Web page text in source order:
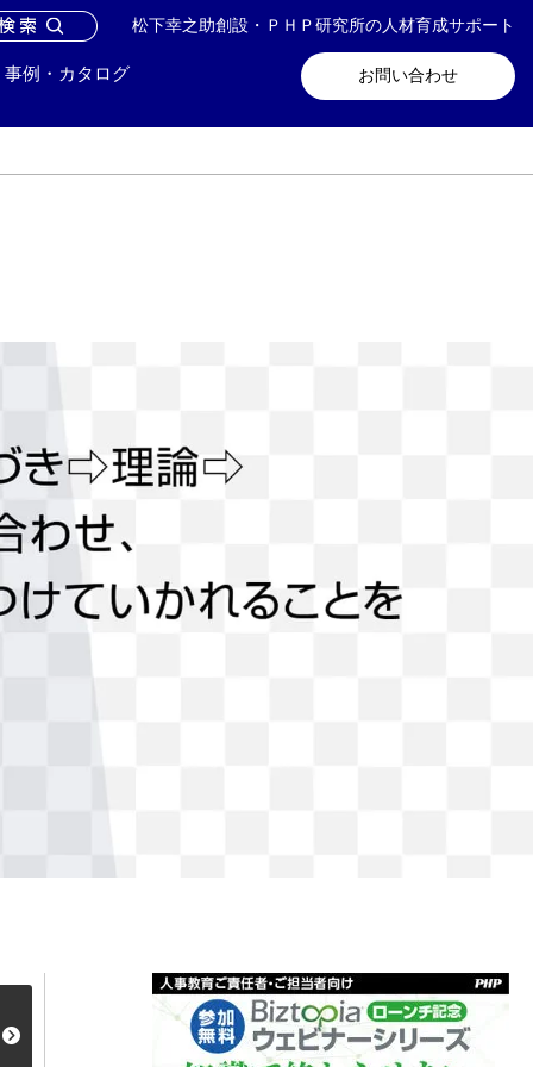
松下幸之助創設・ＰＨＰ研究所の人材育成サポート
お問い合わせ
事例・カタログ
い合わせ メールマガジン登録